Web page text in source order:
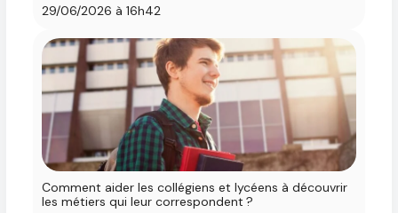
29/06/2026 à 16h42
Comment aider les collégiens et lycéens à découvrir
les métiers qui leur correspondent ?